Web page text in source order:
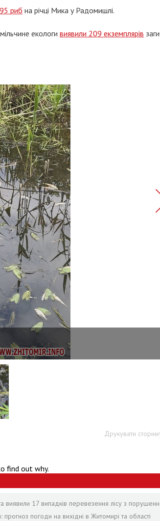
риб на річці Мика у Радомишлі.
екологи виявили 209 екземплярів
Друкувати
find out why.
та виявили 17 випадків перевезення лісу з
погоди на вихідні в Житомирі та області